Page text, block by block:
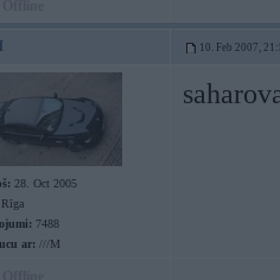
10. Feb 2007,
28. Oct 2005
Rīga
7488
ar: ///M